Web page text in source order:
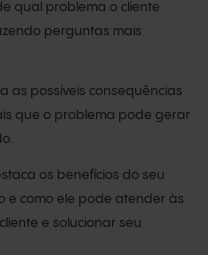
qual problema o cliente
perguntas mais
as possíveis consequências
que o problema pode gerar
os benefícios do seu
e como ele pode atender às
e solucionar seu